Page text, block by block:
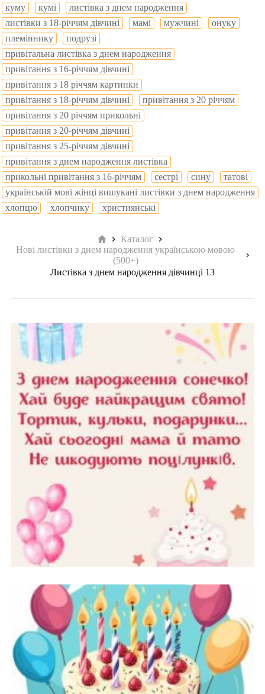
куму
кумі
листівка з днем народження
листівки з 18-річчям дівчині
мамі мужчині
онуку
племіннику
подрузі
привітальна листівка з днем народження
привітання з 16-річчям дівчині
привітання з 18 річчям картинки
привітання з 18-річчям дівчині
привітання з 20 річчям
привітання з 20 річчям прикольні
привітання з 20-річчям дівчині
привітання з 25-річчям дівчині
привітання з днем народження листівка
прикольні привітання з 16-річчям
сестрі сину
татові
українській мові жінці вишукані листівки з днем народження
хлопцю
хлопчику християнські
Головна
Каталог
Нові листівки з днем народження українською мовою
(500+)
Листівка з днем народження дівчинці 13